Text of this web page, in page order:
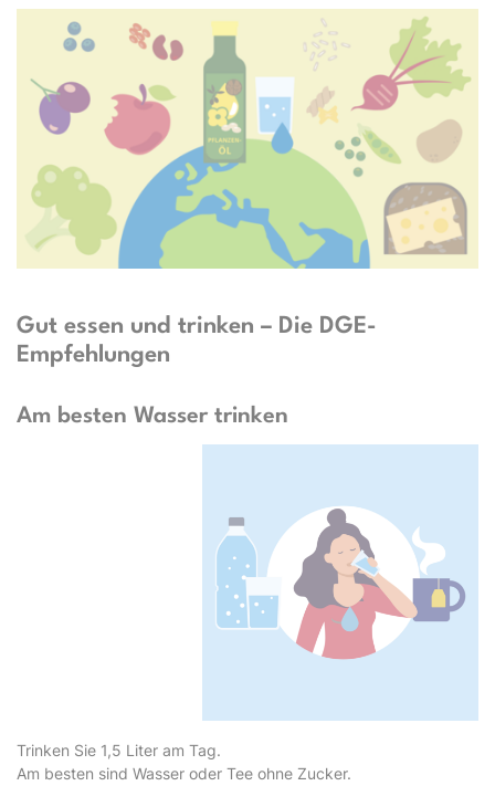
Gut essen und trinken – Die DGE-
Empfehlungen
Am besten Wasser trinken
Trinken Sie 1,5 Liter am Tag.
Am besten sind Wasser oder Tee ohne Zucker.